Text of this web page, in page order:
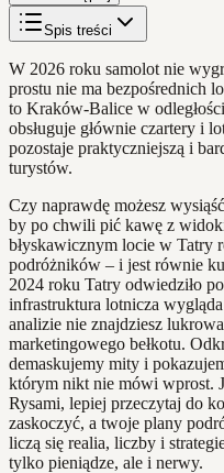
Spis treści
W 2026 roku samolot nie
prostu nie ma bezpośrednich
to Kraków-Balice w
obsługuje głównie czartery i
pozostaje praktyczniejszą i
turystów.
Czy naprawdę możesz
by po chwili pić kawę z
błyskawicznym locie w Tatry
podróżników – i jest równie
2024 roku Tatry odwiedziło
infrastruktura lotnicza
analizie nie znajdziesz
marketingowego bełkotu.
demaskujemy mity i
którym nikt nie mówi wprost.
Rysami, lepiej przeczytaj do
zaskoczyć, a twoje plany
liczą się realia, liczby i
tylko pieniądze, ale i nerwy.